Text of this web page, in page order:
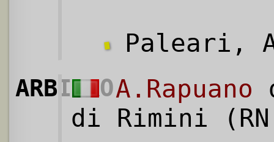
Paleari,
ARBITROA.Rapuano
di Rimini